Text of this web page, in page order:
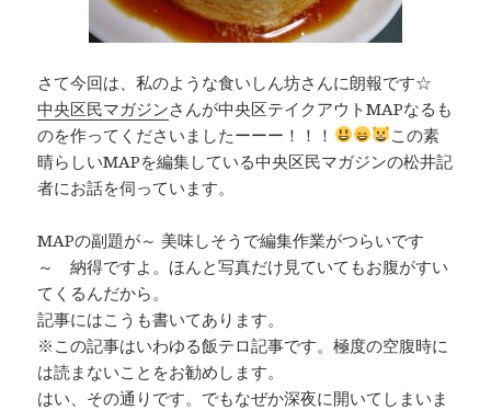
さて今回は、私のような食いしん坊さんに朗報です☆
中央区民マガジンさんが中央区テイクアウトMAPなるも
のを作ってくださいましたーーー！！！
この素
晴らしいMAPを編集している中央区民マガジンの松井記
者にお話を伺っています。
MAPの副題が～ 美味しそうで編集作業がつらいです
～ 納得ですよ。ほんと写真だけ見ていてもお腹がすい
てくるんだから。
記事にはこうも書いてあります。
※この記事はいわゆる飯テロ記事です。極度の空腹時に
は読まないことをお勧めします。
はい、その通りです。でもなぜか深夜に開いてしまいま